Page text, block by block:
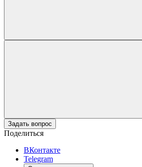
Задать вопрос
Поделиться
ВКонтакте
Telegram